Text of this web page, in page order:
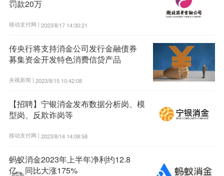
罚款20万
移动支付网 | 2023/8/17 14:30:21
传央行将支持消金公司发行金融债券
募集资金开发特色消费信贷产品
央视新闻 | 2023/8/15 10:42:08
【招聘】宁银消金发布数据分析岗、模
型岗、反欺诈岗等
移动支付网 | 2023/8/14 14:08:58
蚂蚁消金2023年上半年净利约12.8
亿，同比大涨175%